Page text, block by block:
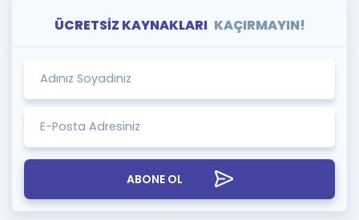
ÜCRETSİZ KAYNAKLARI KAÇIRMAYIN!
ABONE OL